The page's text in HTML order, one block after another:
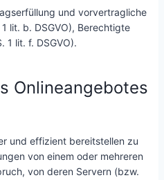
und vorvertragliche
lit. b. DSGVO), Berechtigte
1 lit. f. DSGVO).
Onlineangebotes
und effizient bereitstellen zu
von einem oder mehreren
von deren Servern (bzw.